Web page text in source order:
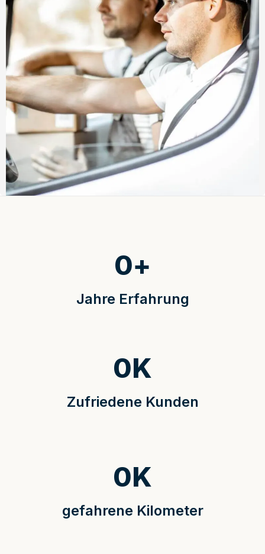
Jahre Erfahrung
0+
Zufriedene Kunden
0K
gefahrene Kilometer
0K